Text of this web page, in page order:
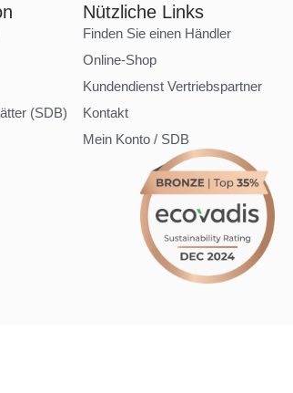
(SDB)
Nützliche Links
Finden Sie einen Händler
Online-Shop
Kundendienst Vertriebspartner
Kontakt
Mein Konto / SDB